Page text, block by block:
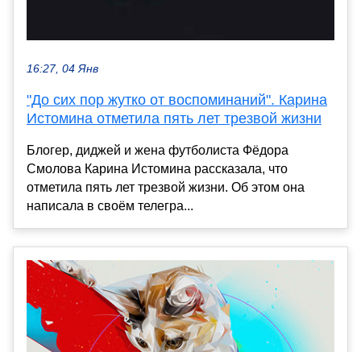
16:27, 04 Янв
"До сих пор жутко от воспоминаний". Карина
Истомина отметила пять лет трезвой жизни
Блогер, диджей и жена футболиста Фёдора
Смолова Карина Истомина рассказала, что
отметила пять лет трезвой жизни. Об этом она
написала в своём телегра...